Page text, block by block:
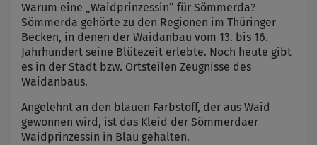
Warum eine „Waidprinzessin“ für Sömmerda?
Sömmerda gehörte zu den Regionen im Thüringer
Becken, in denen der Waidanbau vom 13. bis 16.
Jahrhundert seine Blütezeit erlebte. Noch heute gibt
es in der Stadt bzw. Ortsteilen Zeugnisse des
Waidanbaus.
Angelehnt an den blauen Farbstoff, der aus Waid
gewonnen wird, ist das Kleid der Sömmerdaer
Waidprinzessin in Blau gehalten.